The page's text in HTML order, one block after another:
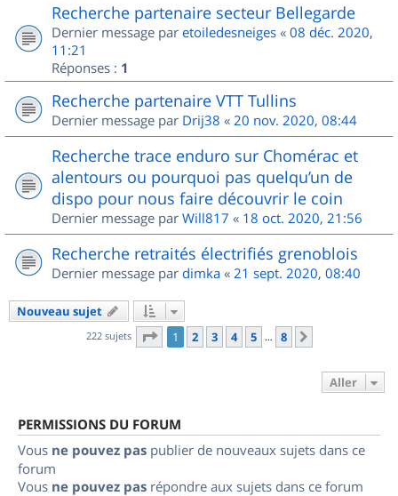
Recherche partenaire secteur Bellegarde
Dernier message par etoiledesneiges « 08 déc. 2020,
11:21
Réponses : 1
Recherche partenaire VTT Tullins
Dernier message par Drij38 « 20 nov. 2020, 08:44
Recherche trace enduro sur Chomérac et
alentours ou pourquoi pas quelqu’un de
dispo pour nous faire découvrir le coin
Dernier message par Will817 « 18 oct. 2020, 21:56
Recherche retraités électrifiés grenoblois
Dernier message par dimka « 21 sept. 2020, 08:40
Nouveau sujet
222 sujets Page 1sur
1 2 3 4 5 … 8
Aller
PERMISSIONS DU FORUM
Vous ne pouvez pas publier de nouveaux sujets dans ce
forum
Vous ne pouvez pas répondre aux sujets dans ce forum